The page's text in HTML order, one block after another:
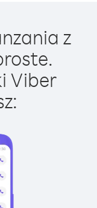
z
Viber